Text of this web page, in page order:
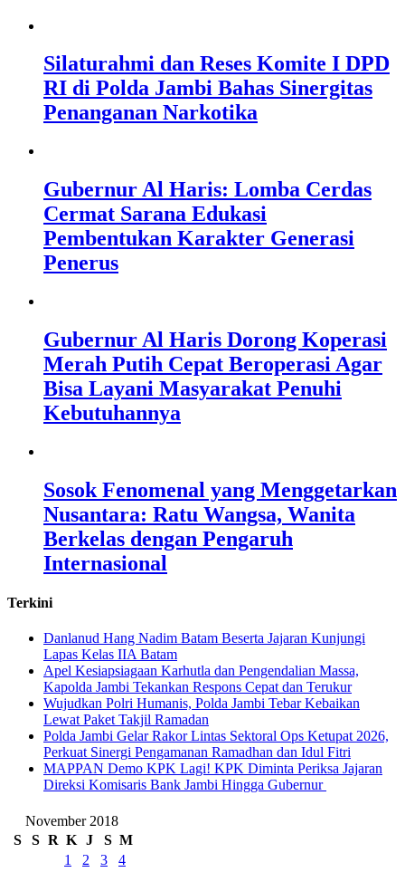
Silaturahmi dan Reses Komite I DPD
RI di Polda Jambi Bahas Sinergitas
Penanganan Narkotika
Gubernur Al Haris: Lomba Cerdas
Cermat Sarana Edukasi
Pembentukan Karakter Generasi
Penerus
Gubernur Al Haris Dorong Koperasi
Merah Putih Cepat Beroperasi Agar
Bisa Layani Masyarakat Penuhi
Kebutuhannya
Sosok Fenomenal yang Menggetarkan
Nusantara: Ratu Wangsa, Wanita
Berkelas dengan Pengaruh
Internasional
Terkini
Danlanud Hang Nadim Batam Beserta Jajaran Kunjungi
Lapas Kelas IIA Batam
Apel Kesiapsiagaan Karhutla dan Pengendalian Massa,
Kapolda Jambi Tekankan Respons Cepat dan Terukur
Wujudkan Polri Humanis, Polda Jambi Tebar Kebaikan
Lewat Paket Takjil Ramadan
Polda Jambi Gelar Rakor Lintas Sektoral Ops Ketupat 2026,
Perkuat Sinergi Pengamanan Ramadhan dan Idul Fitri
‎MAPPAN Demo KPK Lagi! KPK Diminta Periksa Jajaran
Direksi Komisaris Bank Jambi Hingga Gubernur ‎
November 2018
S
S R K J S M
1
2 3
4